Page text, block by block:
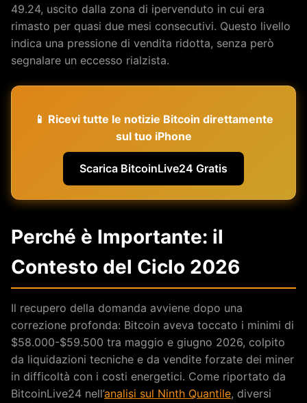
49.24, uscito dalla zona di ipervenduto in cui era
rimasto per quasi due mesi consecutivi. Questo livello
indica una pressione di vendita ridotta, senza però
segnalare un eccesso rialzista.
📱 Ricevi tutte le notizie Bitcoin direttamente
sul tuo iPhone
Scarica BitcoinLive24 Gratis
Perché è Importante: il
Contesto del Ciclo 2026
Il recupero della domanda avviene dopo una
correzione profonda: Bitcoin aveva toccato i minimi di
$58.000-$59.500 tra maggio e giugno 2026, colpito
da liquidazioni tecniche e da vendite forzate dei miner
in difficoltà con i costi energetici. Come riportato da
BitcoinLive24 nell’analisi sul Ninth Quantile, diversi